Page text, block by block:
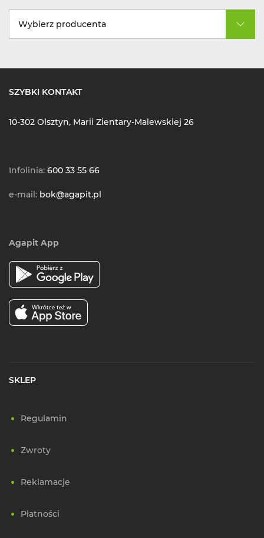
Wybierz producenta
SZYBKI KONTAKT
10-302 Olsztyn, Marii Zientary-Malewskiej 26
Infolinia: 600 33 55 66
e-mail: bok@agapit.pl
Agapit App
SKLEP
Regulamin
Zwroty
Reklamacje
Płatności